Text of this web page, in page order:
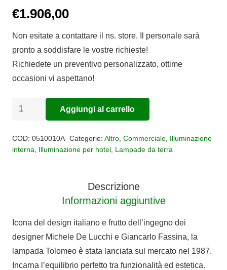
€1.906,00
Non esitate a contattare il ns. store. Il personale sarà
pronto a soddisfare le vostre richieste!
Richiedete un preventivo personalizzato, ottime
occasioni vi aspettano!
LAMPADA
TOLOMEO
Aggiungi al carrello
COD: 0510010A Categorie: Altro, Commerciale, Illuminazione
interna
Illuminazione per hotel Lampade da terra
Descrizione
Informazioni aggiuntive
Icona del design italiano e frutto dell’ingegno dei
designer Michele De Lucchi e Giancarlo Fassina, la
lampada Tolomeo è stata lanciata sul mercato nel 1987.
Incarna l’equilibrio perfetto tra funzionalità ed estetica.